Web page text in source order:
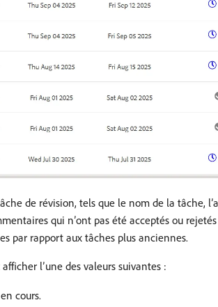
de révision, tels que le nom de la tâche,
qui n’ont pas été acceptés ou
par rapport aux tâches plus anciennes.
l’une des valeurs suivantes :
cours.